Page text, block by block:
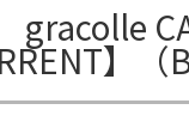
】（